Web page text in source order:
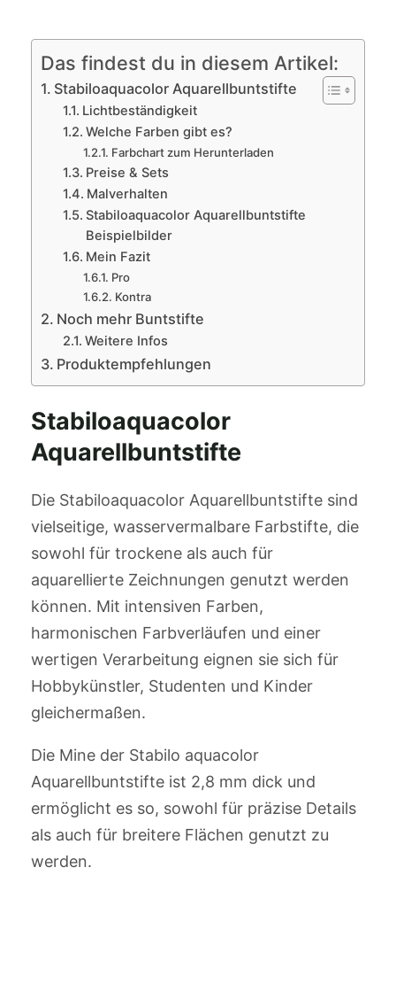
Das findest du in diesem Artikel:
Stabiloaquacolor Aquarellbuntstifte
Lichtbeständigkeit
Welche Farben gibt es?
Farbchart zum Herunterladen
Preise & Sets
Malverhalten
Stabiloaquacolor Aquarellbuntstifte
Beispielbilder
Mein Fazit
Pro
Kontra
Noch mehr Buntstifte
Weitere Infos
Produktempfehlungen
Stabiloaquacolor
Aquarellbuntstifte
Die Stabiloaquacolor Aquarellbuntstifte sind
vielseitige, wasservermalbare Farbstifte, die
sowohl für trockene als auch für
aquarellierte Zeichnungen genutzt werden
können. Mit intensiven Farben,
harmonischen Farbverläufen und einer
wertigen Verarbeitung eignen sie sich für
Hobbykünstler, Studenten und Kinder
gleichermaßen.
Die Mine der Stabilo aquacolor
Aquarellbuntstifte ist 2,8 mm dick und
ermöglicht es so, sowohl für präzise Details
als auch für breitere Flächen genutzt zu
werden.